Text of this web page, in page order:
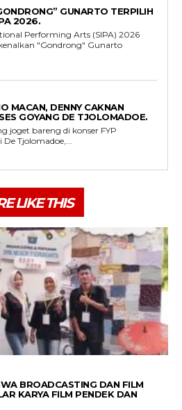
GUNARTO TERPILIH
2026.
Performing Arts (SIPA) 2026
"Gondrong" Gunarto
MACAN, DENNY CAKNAN
GOYANG DE TJOLOMADOE.
joget bareng di konser FYP
De Tjolomadoe,...
LIKE THIS
BROADCASTING DAN FILM
KARYA FILM PENDEK DAN